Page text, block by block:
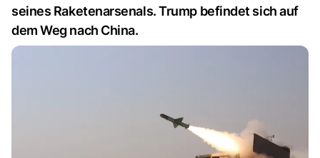
seines Raketenarsenals. Trump befindet sich auf
dem Weg nach China.